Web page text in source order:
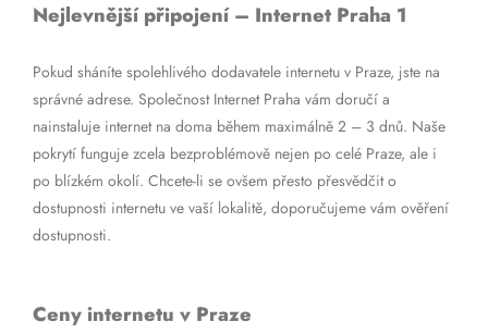
Nejlevnější připojení – Internet Praha 1
Pokud sháníte spolehlivého dodavatele internetu v Praze, jste na
správné adrese. Společnost Internet Praha vám doručí a
nainstaluje internet na doma během maximálně 2 – 3 dnů. Naše
pokrytí funguje zcela bezproblémově nejen po celé Praze, ale i
po blízkém okolí. Chcete-li se ovšem přesto přesvědčit o
dostupnosti internetu ve vaší lokalitě, doporučujeme vám ověření
dostupnosti.
Ceny internetu v Praze